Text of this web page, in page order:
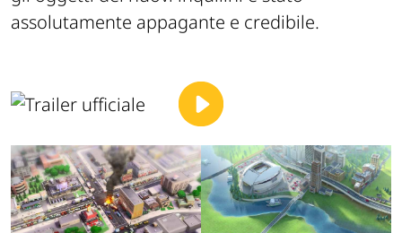
assolutamente appagante e credibile.